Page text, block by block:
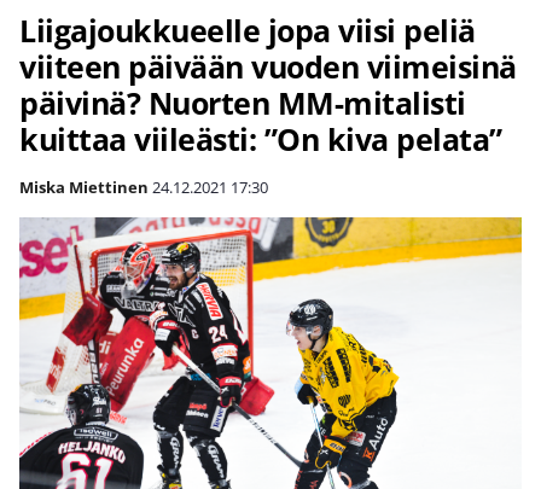
Liigajoukkueelle jopa viisi peliä
viiteen päivään vuoden viimeisinä
päivinä? Nuorten MM-mitalisti
kuittaa viileästi: ”On kiva pelata”
Miska Miettinen 24.12.2021 17:30